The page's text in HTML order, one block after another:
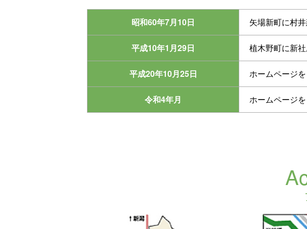
昭和60年7月10日 矢場新町に村
平成10年1月29日 植木野町に新
平成20年10月25日 ホームページ
令和4年月 ホームページ